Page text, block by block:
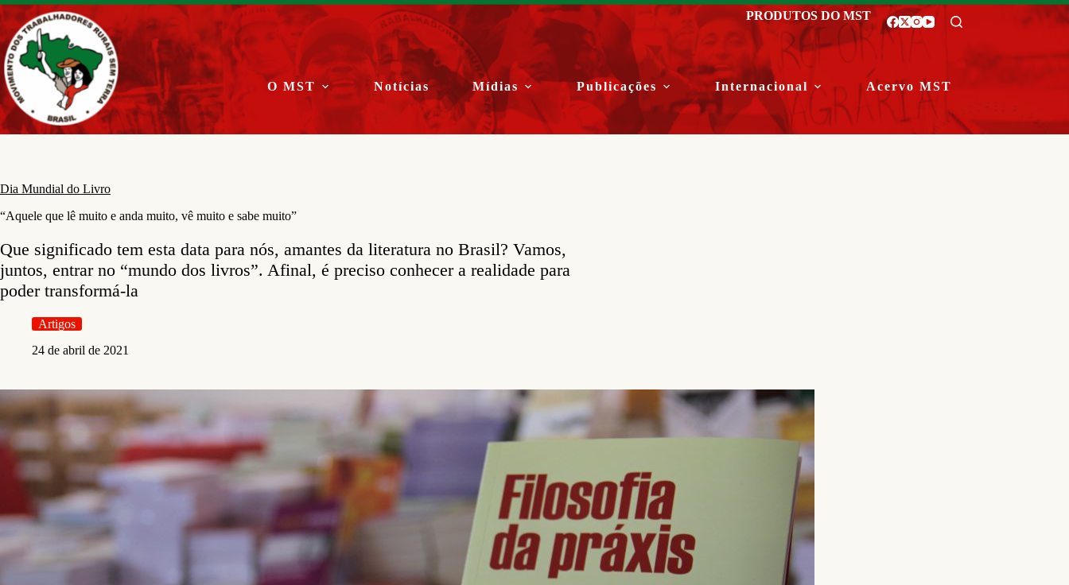
Pular
para
o
conteúdo
PRODUTOS DO MST
O MST Notícias Mídias Publicações Internacional Acervo MST
Dia Mundial do Livro
“Aquele que lê muito e anda muito, vê muito e sabe muito”
Que significado tem esta data para nós, amantes da literatura no Brasil? Vamos,
juntos, entrar no “mundo dos livros”. Afinal, é preciso conhecer a realidade para
poder transformá-la
Artigos
24 de abril de 2021